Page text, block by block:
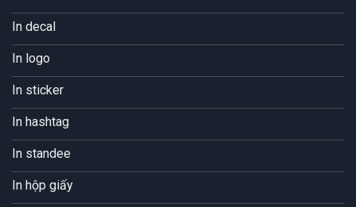
In decal
In logo
In sticker
In hashtag
In standee
In hộp giấy